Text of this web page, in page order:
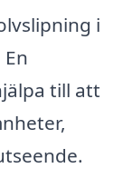
i
till att